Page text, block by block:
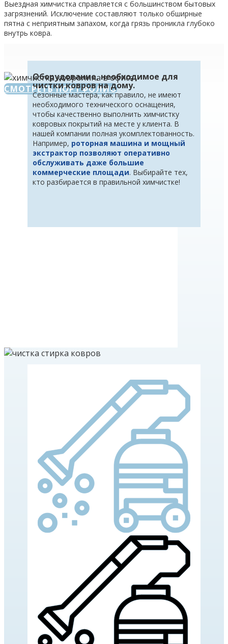
Выездная химчистка справляется с большинством бытовых
загрязнений. Исключение составляют только обширные
пятна с неприятным запахом, когда грязь проникла глубоко
внутрь ковра.
СМОТРЕТЬ ПОРТФОЛИО
Оборудование, необходимое для
чистки ковров на дому.
Сезонные мастера, как правило, не имеют
необходимого технического оснащения,
чтобы качественно выполнить химчистку
ковровых покрытий на месте у клиента. В
нашей компании полная укомплектованность.
Например, роторная машина и мощный
экстрактор позволяют оперативно
обслуживать даже большие
коммерческие площади. Выбирайте тех,
кто разбирается в правильной химчистке!